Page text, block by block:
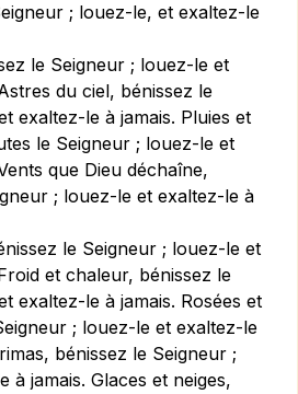
; louez-le, et exaltez-le
le Seigneur ; louez-le et
du ciel, bénissez le
exaltez-le à jamais. Pluies et
le Seigneur ; louez-le et
que Dieu déchaîne,
; louez-le et exaltez-le à
le Seigneur ; louez-le et
et chaleur, bénissez le
exaltez-le à jamais. Rosées et
; louez-le et exaltez-le
bénissez le Seigneur ;
à jamais. Glaces et neiges,